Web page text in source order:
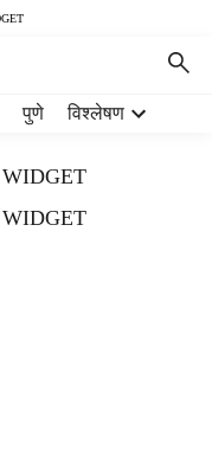
पुणे विश्लेषण